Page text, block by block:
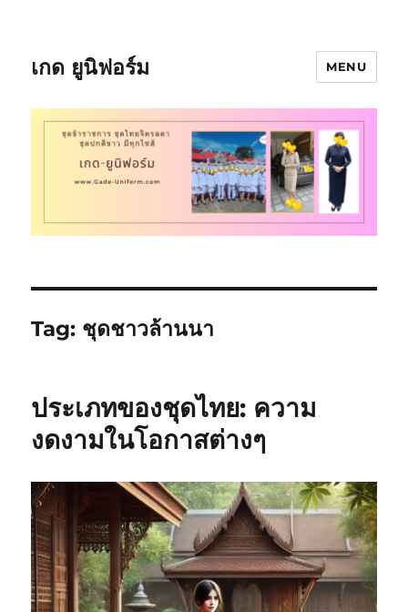
เกด ยูนิฟอร์ม MENU
Tag: ชุดชาวล้านนา
ประเภทของชุดไทย: ความ
งดงามในโอกาสต่างๆ